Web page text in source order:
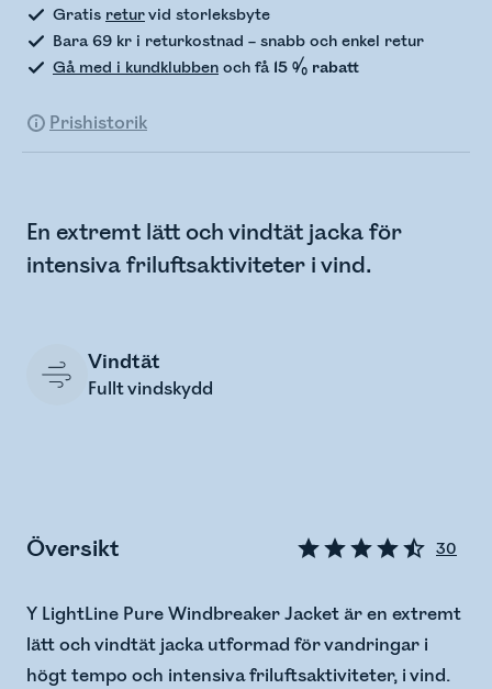
Gratis returvid storleksbyte
Bara 69 kr i returkostnad – snabb och enkel retur
Gå med i kundklubben och få 15 % rabatt
Prishistorik
En extremt lätt och vindtät jacka för
intensiva friluftsaktiviteter i vind.
Vindtät
Fullt vindskydd
Översikt 30
Y LightLine Pure Windbreaker Jacket är en extremt
lätt och vindtät jacka utformad för vandringar i
högt tempo och intensiva friluftsaktiviteter, i vind.